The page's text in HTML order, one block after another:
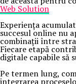
Web Solution
Experiența
succesul online nu
combinații între
Fiecare etapă
digitale capabile să
Pe termen lung,
integrarea